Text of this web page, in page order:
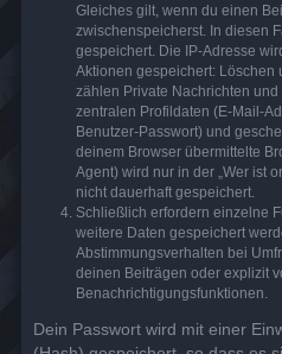
Gleiches gilt, wenn du einen
zwischenspeicherst. In diesen
gespeichert. Die IP-Adresse
Aktionen gespeichert: Löschen
zählen Private Nachrichten
zentralen Profildaten (E-Mail-
Benutzer-Passwort) und
deinem Browser übermittelte
Agent) wird nur in der „Wer ist
nicht dauerhaft gespeichert.
Schließlich erfordern einzelne
weitere Daten gespeichert
Abstimmungsverhalten bei
deinen Beiträgen oder explizit
Benachrichtigungsfunktionen.
Dein Passwort wird mit einer